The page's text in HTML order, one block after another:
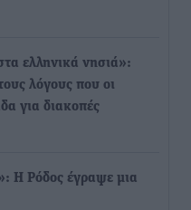
ελληνικά νησιά»:
λόγους που οι
για διακοπές
Η Ρόδος έγραψε μια